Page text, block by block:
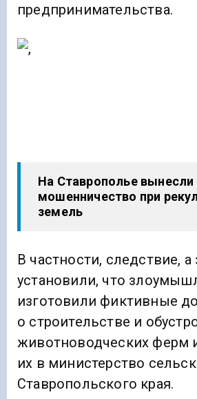
предпринимательства.
На Ставрополье вынесли
мошенничество при
земель
В частности, следствие, а
установили, что
изготовили фиктивные
о строительстве и
животноводческих ферм
их в министерство
Ставропольского края.